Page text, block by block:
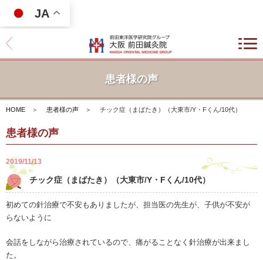
JA
患者様の声
HOME ＞ 患者様の声 ＞ チック症（まばたき）（大東市/Y・Fくん/10代）
患者様の声
2019/11/13
チック症（まばたき）（大東市/Y・Fくん/10代）
初めての針治療で不安もありましたが、担当医の先生が、子供が不安が
らないように
会話をしながら治療されているので、痛がることなく針治療が出来まし
た。